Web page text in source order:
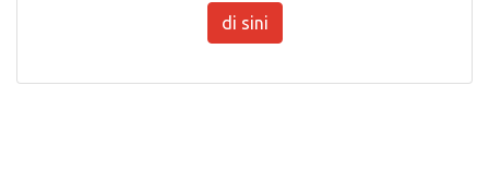
di sini